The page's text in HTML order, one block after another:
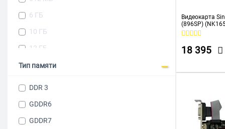
Radeon RX 7600
Radeon RX 7650 GRE
Radeon RX 9060
6 ГБ
10 ГБ
12 ГБ
20 ГБ
Тип памяти
DDR 3
GDDR6
GDDR7
Видеокарта
(896SP)
GDDR6 (DVI/
18 395